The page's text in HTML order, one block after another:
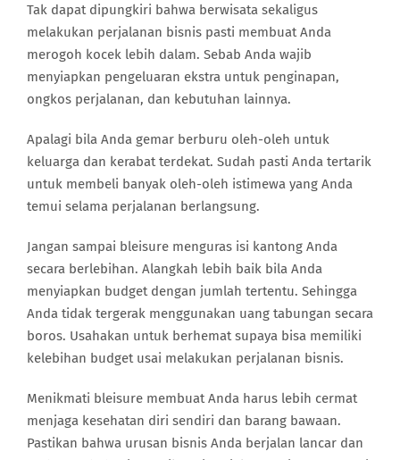
Tak dapat dipungkiri bahwa berwisata sekaligus
melakukan perjalanan bisnis pasti membuat Anda
merogoh kocek lebih dalam. Sebab Anda wajib
menyiapkan pengeluaran ekstra untuk penginapan,
ongkos perjalanan, dan kebutuhan lainnya.
Apalagi bila Anda gemar berburu oleh-oleh untuk
keluarga dan kerabat terdekat. Sudah pasti Anda tertarik
untuk membeli banyak oleh-oleh istimewa yang Anda
temui selama perjalanan berlangsung.
Jangan sampai bleisure menguras isi kantong Anda
secara berlebihan. Alangkah lebih baik bila Anda
menyiapkan budget dengan jumlah tertentu. Sehingga
Anda tidak tergerak menggunakan uang tabungan secara
boros. Usahakan untuk berhemat supaya bisa memiliki
kelebihan budget usai melakukan perjalanan bisnis.
Menikmati bleisure membuat Anda harus lebih cermat
menjaga kesehatan diri sendiri dan barang bawaan.
Pastikan bahwa urusan bisnis Anda berjalan lancar dan